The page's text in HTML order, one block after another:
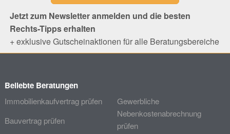
Jetzt zum Newsletter anmelden und die besten
Rechts-Tipps erhalten
+ exklusive Gutscheinaktionen für alle Beratungsbereiche
Beliebte Beratungen
Immobilienkaufvertrag prüfen
Bauvertrag prüfen
Gewerbliche
Nebenkostenabrechnung
prüfen